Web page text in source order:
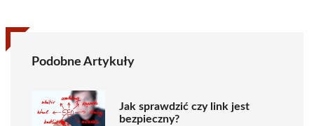
Podobne Artykuły
Jak sprawdzić czy link jest
bezpieczny?